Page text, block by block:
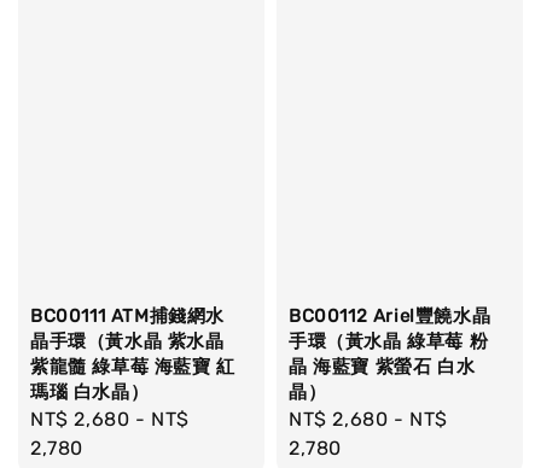
BC00111 ATM捕錢網水
晶手環（黃水晶 紫水晶
紫龍髓 綠草莓 海藍寶 紅
瑪瑙 白水晶）
Regular
price
NT$ 2,680 - NT$
2,780
BC00112 Ariel豐饒水晶
手環（黃水晶 綠草莓 粉
晶 海藍寶 紫螢石 白水
晶）
Regular
price
NT$ 2,680 - NT$
2,780